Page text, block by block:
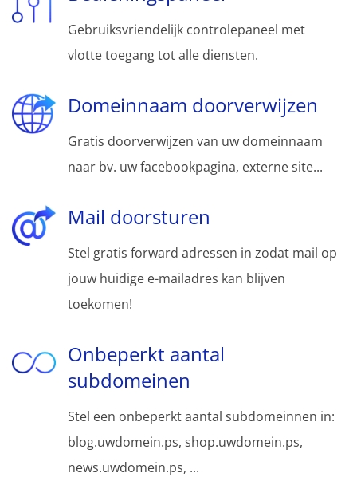
Gebruiksvriendelijk controlepaneel met
vlotte toegang tot alle diensten.
Domeinnaam doorverwijzen
Gratis doorverwijzen van uw domeinnaam
naar bv. uw facebookpagina, externe site...
Mail doorsturen
Stel gratis forward adressen in zodat mail op
jouw huidige e-mailadres kan blijven
toekomen!
Onbeperkt aantal
subdomeinen
Stel een onbeperkt aantal subdomeinnen in:
blog.uwdomein.ps, shop.uwdomein.ps,
news.uwdomein.ps, ...